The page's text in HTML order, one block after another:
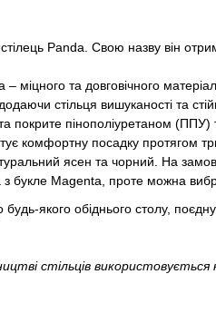
Panda. Свою назву він
міцного та довговічного
стільця вишуканості та
покрите пінополіуретаном
комфортну посадку протягом
ясен та чорний. На
букле Magenta, проте можна
якого обіднього столу,
стільців